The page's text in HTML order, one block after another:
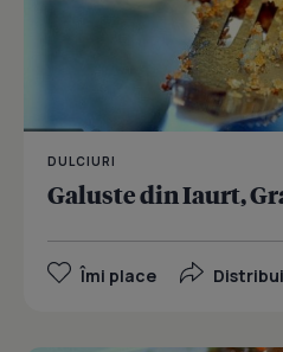
DULCIURI
Galuste din Iaurt,
Îmi place